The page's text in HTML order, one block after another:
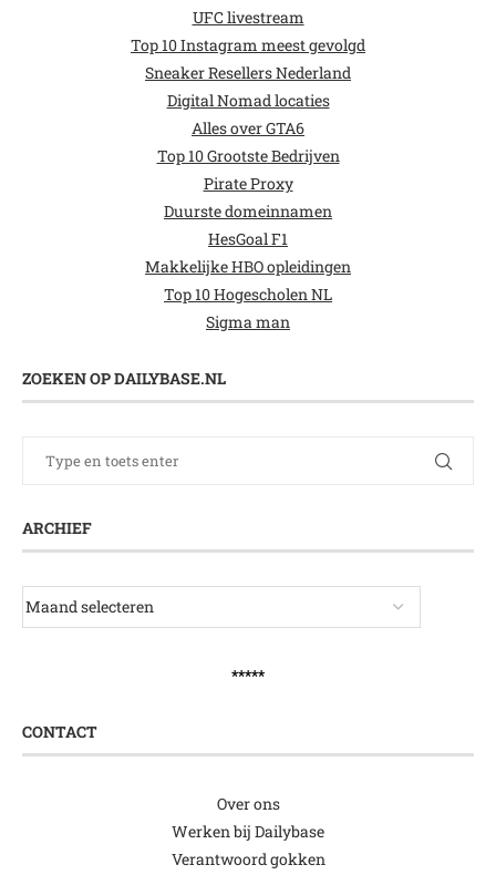
UFC livestream
Top 10 Instagram meest gevolgd
Sneaker Resellers Nederland
Digital Nomad locaties
Alles over GTA6
Top 10 Grootste Bedrijven
Pirate Proxy
Duurste domeinnamen
HesGoal F1
Makkelijke HBO opleidingen
Top 10 Hogescholen NL
Sigma man
ZOEKEN OP DAILYBASE.NL
ARCHIEF
*****
CONTACT
Over ons
Werken bij Dailybase
Verantwoord gokken